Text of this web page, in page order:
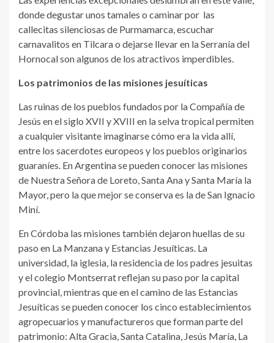
donde degustar unos tamales o caminar por las
callecitas silenciosas de Purmamarca, escuchar
carnavalitos en Tilcara o dejarse llevar en la Serranía del
Hornocal son algunos de los atractivos imperdibles.
Los patrimonios de las misiones jesuíticas
Las ruinas de los pueblos fundados por la Compañía de
Jesús en el siglo XVII y XVIII en la selva tropical permiten
a cualquier visitante imaginarse cómo era la vida allí,
entre los sacerdotes europeos y los pueblos originarios
guaraníes. En Argentina se pueden conocer las misiones
de Nuestra Señora de Loreto, Santa Ana y Santa María la
Mayor, pero la que mejor se conserva es la de San Ignacio
Miní.
En Córdoba las misiones también dejaron huellas de su
paso en La Manzana y Estancias Jesuíticas. La
universidad, la iglesia, la residencia de los padres jesuitas
y el colegio Montserrat reflejan su paso por la capital
provincial, mientras que en el camino de las Estancias
Jesuíticas se pueden conocer los cinco establecimientos
agropecuarios y manufactureros que forman parte del
patrimonio: Alta Gracia, Santa Catalina, Jesús María, La